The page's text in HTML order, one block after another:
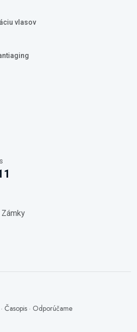
vlasov
· Časopis · Odporúčame